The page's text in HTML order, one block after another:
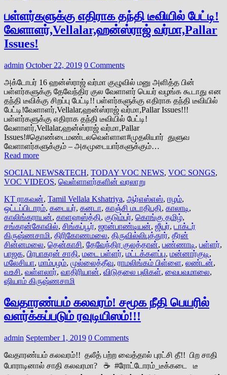
பள்ளர்களுக்கு எதிராக தந்தி டீவியில் பேட்டி!
வேளாளர்,Vellalar,ஹன்ஸ்ராஜ் வர்மா,Pallar
Issues!
admin October 22, 2019 0 Comments
அக்டோபர் 16 ஹன்ஸ்ராஜ் வர்மா குழுவில் மனு அளித்த பின்
பள்ளர்களுக்கு தேவேந்திர குல வேளாளர் பெயர் வழங்க கூடாது என
தந்தி டீவிக்கு சிறப்பு பேட்டி!! பள்ளர்களுக்கு எதிராக தந்தி டீவியில்
பேட்டி!வேளாளர்,Vellalar,ஹன்ஸ்ராஜ் வர்மா,Pallar Issues!!!
பள்ளர்களுக்கு எதிராக தந்தி டீவியில் பேட்டி!
வேளாளர்,Vellalar,ஹன்ஸ்ராஜ் வர்மா,Pallar
Issues!#தொண்டைமண்டலவெள்ளாள#முதலியார் துளுவ
வேளாளர்களுக்கும் – அகமுடையார்களுக்கும்…
Read more
SOCIAL NEWS&TECH, TODAY VOC NEWS, VOC SONGS,
VOC VIDEOS, வெள்ளாளர்களின் வரலாறு
KT ராகவன், Tamil Vellala Kshatriya, ஆர்எஸ்எஸ், ஈழம்,
ஒட்டப்பிடாரம், கடையர், கனடா, காஞ்சி மடாதிபதி, காலாடி,
காலிங்கராயன், காளஹஸ்த்தி, குடும்பர், கொங்கு தமிழ்,
சங்கரன்கோவில், சிங்கப்பூர், ஜான்பாண்டியன், ஜீயர், டாக்டர்
கிருஷ்ணசாமி, திரிகோணமலை, திருவில்லிபுத்தூர், தீரன்
சின்னமலை, தென்காசி, தேவேந்திர குலத்தான், பண்ணாடி, பள்ளர்,
பாஜக, பிரபாகரன் சாதி, மடை பள்ளர், மட்டக்களப்பு, மன்னார்குடி,
மலேசியா, மாம்பழம், முல்லைத்தீவு, ராமலிங்கம் பிள்ளை, லண்டன்,
வஉசி, வள்ளலார், வாதிரியான், விடுதலை புலிகள், வைபவமாலை,
ஷியாம் கிருஷ்ணசாமி
வேதாரண்யம் கலவரம்! சமூக நீதி பெயரில்
வளர்க்கப்படும் ரவுடியிஸம்!!!
admin September 1, 2019 0 Comments
வேதாரண்யம் கலவரம்!! தலீத் பற்ற வைத்தால் புரட்சி தீ!! பிற சாதி
போராடினால் சாதி கலவரமா? ☕ #ரோட்டோரம்_டீக்கடை டீ